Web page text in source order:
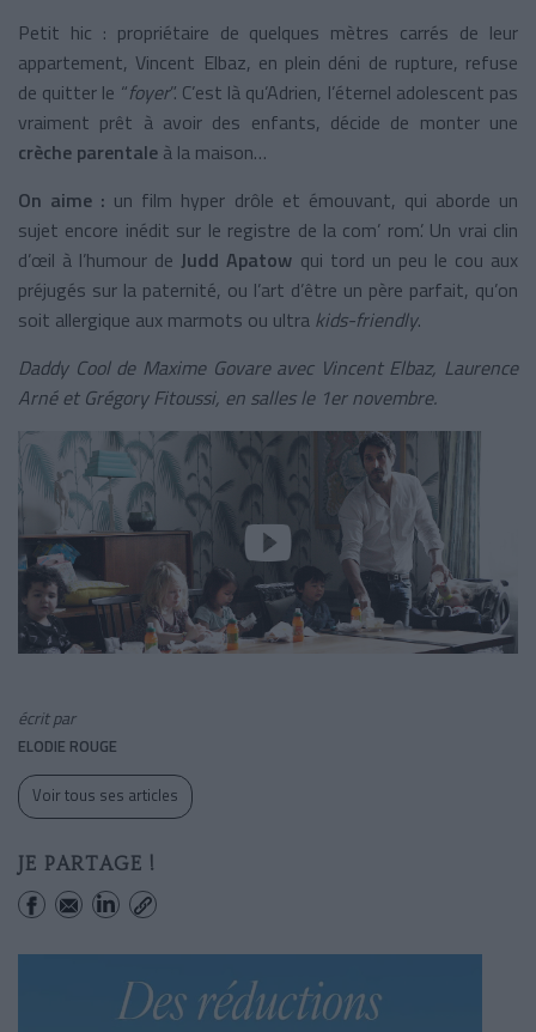
Petit hic : propriétaire de quelques mètres carrés de leur
appartement, Vincent Elbaz, en plein déni de rupture, refuse
de quitter le “foyer”. C’est là qu’Adrien, l’éternel adolescent pas
vraiment prêt à avoir des enfants, décide de monter une
crèche parentale à la maison…
On aime : un film hyper drôle et émouvant, qui aborde un
sujet encore inédit sur le registre de la com’ rom’. Un vrai clin
d’œil à l’humour de Judd Apatow qui tord un peu le cou aux
préjugés sur la paternité, ou l’art d’être un père parfait, qu’on
soit allergique aux marmots ou ultra kids-friendly.
Daddy Cool de Maxime Govare avec Vincent Elbaz, Laurence
Arné et Grégory Fitoussi, en salles le 1er novembre.
écrit par
ELODIE ROUGE
Voir tous ses articles
JE PARTAGE !